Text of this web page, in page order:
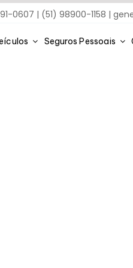
0607 | (51) 98900-1158 |
Seguros Pessoais